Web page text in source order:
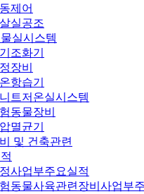
제어
실공조
실시스템
조화기
장비
항습기
트저온실시스템
동물장비
멸균기
및 건축관련
사업부주요실적
동물사육관련장비사업부